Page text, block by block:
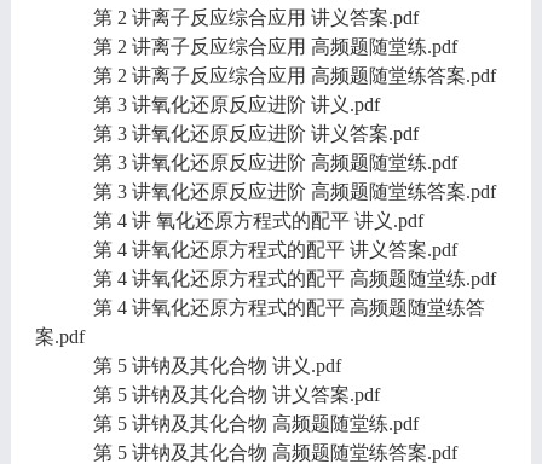
第 2 讲离子反应综合应用 讲义答案.pdf
第 2 讲离子反应综合应用 高频题随堂练.pdf
第 2 讲离子反应综合应用 高频题随堂练答案.pdf
第 3 讲氧化还原反应进阶 讲义.pdf
第 3 讲氧化还原反应进阶 讲义答案.pdf
第 3 讲氧化还原反应进阶 高频题随堂练.pdf
第 3 讲氧化还原反应进阶 高频题随堂练答案.pdf
第 4 讲 氧化还原方程式的配平 讲义.pdf
第 4 讲氧化还原方程式的配平 讲义答案.pdf
第 4 讲氧化还原方程式的配平 高频题随堂练.pdf
第 4 讲氧化还原方程式的配平 高频题随堂练答
案.pdf
第 5 讲钠及其化合物 讲义.pdf
第 5 讲钠及其化合物 讲义答案.pdf
第 5 讲钠及其化合物 高频题随堂练.pdf
第 5 讲钠及其化合物 高频题随堂练答案.pdf